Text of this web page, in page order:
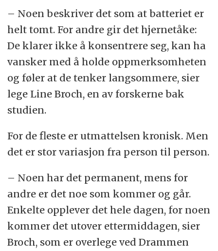
– Noen beskriver det som at batteriet er
helt tomt. For andre gir det hjernetåke:
De klarer ikke å konsentrere seg, kan ha
vansker med å holde oppmerksomheten
og føler at de tenker langsommere, sier
lege Line Broch, en av forskerne bak
studien.
For de fleste er utmattelsen kronisk. Men
det er stor variasjon fra person til person.
– Noen har det permanent, mens for
andre er det noe som kommer og går.
Enkelte opplever det hele dagen, for noen
kommer det utover ettermiddagen, sier
Broch, som er overlege ved Drammen